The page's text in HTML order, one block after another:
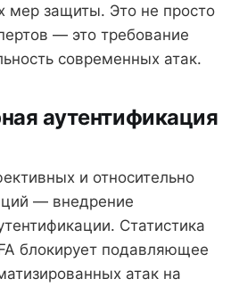
мер защиты. Это не просто
— это требование
современных атак.
аутентификация
и относительно
— внедрение
Статистика
блокирует подавляющее
атак на